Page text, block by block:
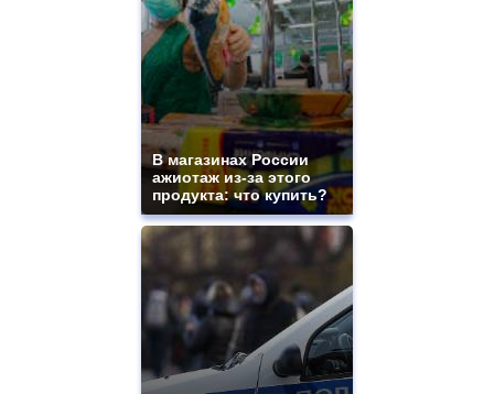
В магазинах России
ажиотаж из-за этого
продукта: что купить?